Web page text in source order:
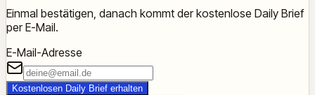
Einmal bestätigen, danach kommt der kostenlose Daily Brief
per E-Mail.
E-Mail-Adresse
Kostenlosen Daily Brief erhalten